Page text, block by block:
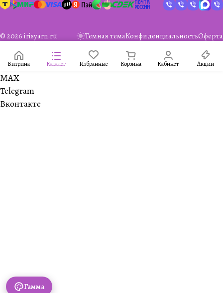
© 2026 irisyarn.ru Темная темаКонфиденциальностьОферта
Витрина Каталог Избранные Корзина Кабинет Акции
Гамма
MAX
Telegram
Вконтакте